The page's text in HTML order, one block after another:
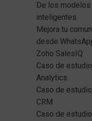
De los
inteligentes.
Mejora tu
desde
Zoho SalesIQ
Caso de
Analytics
Caso de
CRM
Caso de